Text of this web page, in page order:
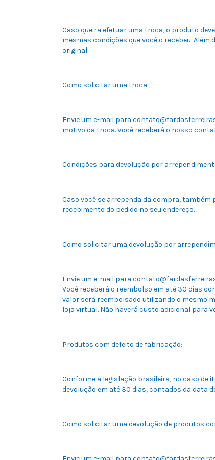
Caso queira efetuar uma troca, o produto
mesmas condições que você o recebeu.
original.
Como solicitar uma troca:
Envie um e-mail para
motivo da troca. Você receberá o nosso
Condições para devolução por
Caso você se arrependa da compra, também
recebimento do pedido no seu endereço.
Como solicitar uma devolução por
Envie um e-mail para
Você receberá o reembolso em até 30 dias
valor será reembolsado utilizando o mesmo
loja virtual. Não haverá custo adicional para
Produtos com defeito de fabricação:
Conforme a legislação brasileira, no caso de
devolução em até 30 dias, contados da data
Como solicitar uma devolução de produtos